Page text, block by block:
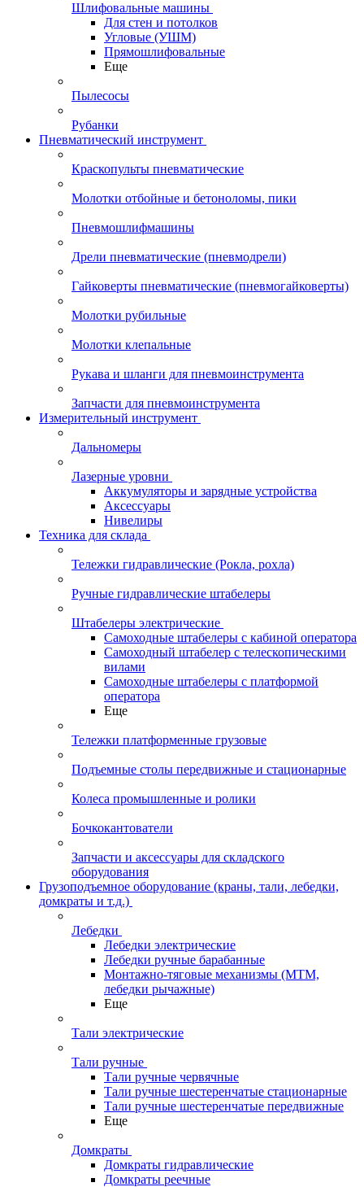
Шлифовальные машины
Для стен и потолков
Угловые (УШМ)
Прямошлифовальные
Еще
Пылесосы
Рубанки
Пневматический инструмент
Краскопульты пневматические
Молотки отбойные и бетоноломы, пики
Пневмошлифмашины
Дрели пневматические (пневмодрели)
Гайковерты пневматические (пневмогайковерты)
Молотки рубильные
Молотки клепальные
Рукава и шланги для пневмоинструмента
Запчасти для пневмоинструмента
Измерительный инструмент
Дальномеры
Лазерные уровни
Аккумуляторы и зарядные устройства
Аксессуары
Нивелиры
Техника для склада
Тележки гидравлические (Рокла, рохла)
Ручные гидравлические штабелеры
Штабелеры электрические
Самоходные штабелеры с кабиной оператора
Самоходный штабелер с телескопическими
вилами
Самоходные штабелеры с платформой
оператора
Еще
Тележки платформенные грузовые
Подъемные столы передвижные и стационарные
Колеса промышленные и ролики
Бочкокантователи
Запчасти и аксессуары для складского
оборудования
Грузоподъемное оборудование (краны, тали, лебедки,
домкраты и т.д.)
Лебедки
Лебедки электрические
Лебедки ручные барабанные
Монтажно-тяговые механизмы (МТМ,
лебедки рычажные)
Еще
Тали электрические
Тали ручные
Тали ручные червячные
Тали ручные шестеренчатые стационарные
Тали ручные шестеренчатые передвижные
Еще
Домкраты
Домкраты гидравлические
Домкраты реечные